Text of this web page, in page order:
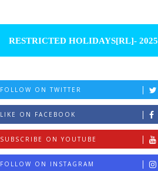
RESTRICTED HOLIDAYS[RL]- 2025
FOLLOW ON TWITTER
LIKE ON FACEBOOK
SUBSCRIBE ON YOUTUBE
FOLLOW ON INSTAGRAM